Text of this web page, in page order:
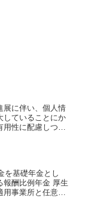
展に伴い、個人情
していることにか
用性に配慮しつ
あって、当該情
月日...
を基礎年金とし
報酬比例年金 厚生
用事業所と任意適